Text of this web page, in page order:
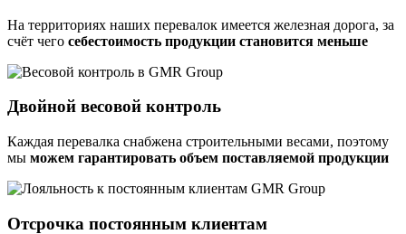
На территориях наших перевалок имеется железная дорога, за
счёт чего себестоимость продукции становится меньше
Двойной весовой контроль
Каждая перевалка снабжена строительными весами, поэтому
мы можем гарантировать объем поставляемой продукции
Отсрочка постоянным клиентам